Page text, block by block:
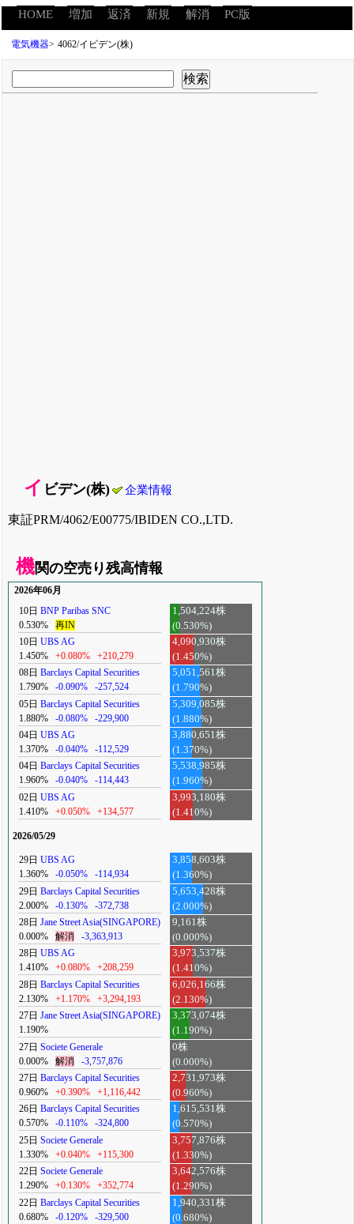
HOME 増加 返済 新規 解消 PC版
電気機器> 4062/イビデン(株)
イ ビデン(株) 企業情報
東証PRM/4062/E00775/IBIDEN CO.,LTD.
機関の空売り残高情報
2026年06月
10日 BNP Paribas SNC
0.530%
再IN
1,504,224株
(0.530%)
10日 UBS AG
1.450%
+0.080% +210,279
4,090,930株
(1.450%)
08日 Barclays Capital Securities
1.790%
-0.090% -257,524
5,051,561株
(1.790%)
05日 Barclays Capital Securities
1.880%
-0.080% -229,900
5,309,085株
(1.880%)
04日 UBS AG
1.370%
-0.040% -112,529
3,880,651株
(1.370%)
04日 Barclays Capital Securities
1.960%
-0.040% -114,443
5,538,985株
(1.960%)
02日 UBS AG
1.410%
+0.050% +134,577
3,993,180株
(1.410%)
2026/05/29
29日 UBS AG
1.360%
-0.050% -114,934
3,858,603株
(1.360%)
29日 Barclays Capital Securities
2.000%
-0.130% -372,738
5,653,428株
(2.000%)
28日 Jane Street Asia(SINGAPORE)
0.000%
解消 -3,363,913
9,161株
(0.000%)
28日 UBS AG
1.410%
+0.080% +208,259
3,973,537株
(1.410%)
28日 Barclays Capital Securities
2.130%
+1.170% +3,294,193
6,026,166株
(2.130%)
27日 Jane Street Asia(SINGAPORE)
1.190%
3,373,074株
(1.190%)
27日 Societe Generale
0.000%
解消 -3,757,876
0株
(0.000%)
27日 Barclays Capital Securities
0.960%
+0.390% +1,116,442
2,731,973株
(0.960%)
26日 Barclays Capital Securities
0.570%
-0.110% -324,800
1,615,531株
(0.570%)
25日 Societe Generale
1.330%
+0.040% +115,300
3,757,876株
(1.330%)
22日 Societe Generale
1.290%
+0.130% +352,774
3,642,576株
(1.290%)
22日 Barclays Capital Securities
0.680%
-0.120% -329,500
1,940,331株
(0.680%)